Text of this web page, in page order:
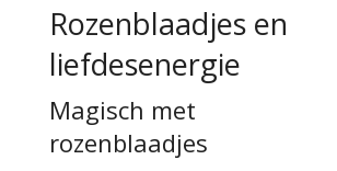
Rozenblaadjes en
liefdesenergie
Magisch met
rozenblaadjes